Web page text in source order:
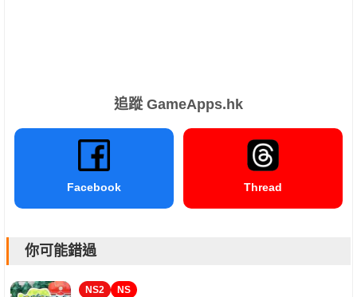
追蹤 GameApps.hk
Facebook Thread
你可能錯過
NS2 NS